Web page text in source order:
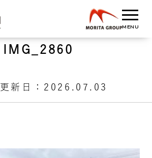
IMG_2860
更新日：2026.07.03